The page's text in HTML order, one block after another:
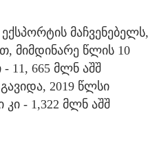
მაჩვენებელს,
მიმდინარე წლის 10
- 11, 665 მლნ აშშ
2019 წლსი
- 1,322 მლნ აშშ